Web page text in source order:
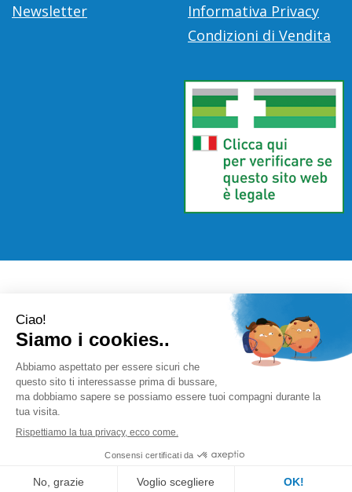
Newsletter
Informativa Privacy
Condizioni di Vendita
Farmacia Città D'Europa Dr. Leonardo Gaoni
d'Europa, 700 00144 Roma (RM)
info@farmace.it | Tel.: 065290252
| P.Iva: 09281581000 |
Numero R.E.A.: 1176469
Web Design